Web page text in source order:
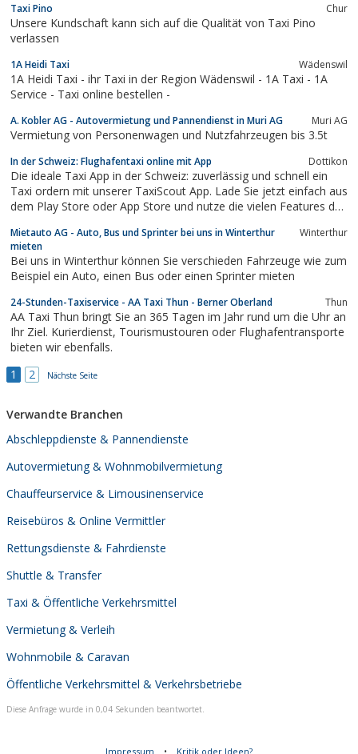
Taxi Pino Chur
Unsere Kundschaft kann sich auf die Qualität von Taxi Pino
verlassen
1A Heidi Taxi Wädenswil
1A Heidi Taxi - ihr Taxi in der Region Wädenswil - 1A Taxi - 1A
Service - Taxi online bestellen -
A. Kobler AG - Autovermietung und Pannendienst in Muri AG Muri AG
Vermietung von Personenwagen und Nutzfahrzeugen bis 3.5t
In der Schweiz: Flughafentaxi online mit App Dottikon
Die ideale Taxi App in der Schweiz: zuverlässig und schnell ein
Taxi ordern mit unserer TaxiScout App. Lade Sie jetzt einfach aus
dem Play Store oder App Store und nutze die vielen Features des
Smartphone rufen. Das geht jetzt wunderbar mit unserer neuen
TaxiScout App....
Mietauto AG - Auto, Bus und Sprinter bei uns in Winterthur
mieten
Winterthur
Bei uns in Winterthur können Sie verschieden Fahrzeuge wie zum
Beispiel ein Auto, einen Bus oder einen Sprinter mieten
24-Stunden-Taxiservice - AA Taxi Thun - Berner Oberland Thun
AA Taxi Thun bringt Sie an 365 Tagen im Jahr rund um die Uhr an
Ihr Ziel. Kurierdienst, Tourismustouren oder Flughafentransporte
bieten wir ebenfalls.
1
2 Nächste Seite
Verwandte Branchen
Abschleppdienste & Pannendienste
Autovermietung & Wohnmobilvermietung
Chauffeurservice & Limousinenservice
Reisebüros & Online Vermittler
Rettungsdienste & Fahrdienste
Shuttle & Transfer
Taxi & Öffentliche Verkehrsmittel
Vermietung & Verleih
Wohnmobile & Caravan
Öffentliche Verkehrsmittel & Verkehrsbetriebe
Diese Anfrage wurde in 0,04 Sekunden beantwortet.
Impressum • Kritik oder Ideen?